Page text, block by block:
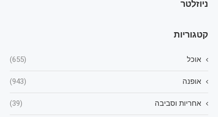
ניוזלטר
קטגוריות
אוכל (655)
אופנה (943)
אחריות וסביבה (39)